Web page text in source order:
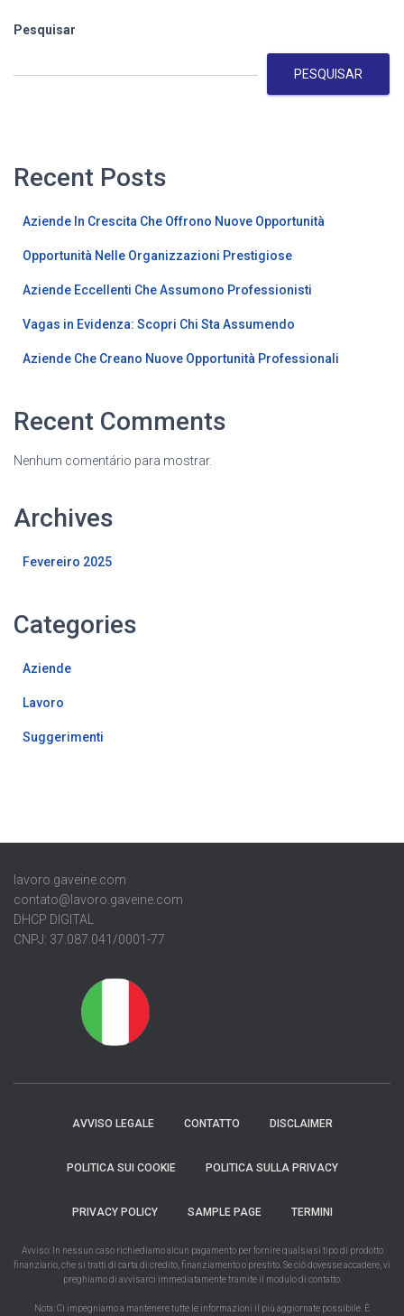
Pesquisar
PESQUISAR
Recent Posts
Aziende In Crescita Che Offrono Nuove Opportunità
Opportunità Nelle Organizzazioni Prestigiose
Aziende Eccellenti Che Assumono Professionisti
Vagas in Evidenza: Scopri Chi Sta Assumendo
Aziende Che Creano Nuove Opportunità Professionali
Recent Comments
Nenhum comentário para mostrar.
Archives
Fevereiro 2025
Categories
Aziende
Lavoro
Suggerimenti
lavoro.gaveine.com
contato@lavoro.gaveine.com
DHCP DIGITAL
CNPJ: 37.087.041/0001-77
AVVISO LEGALE CONTATTO DISCLAIMER
POLITICA SUI COOKIE POLITICA SULLA PRIVACY
PRIVACY POLICY SAMPLE PAGE TERMINI
Avviso: In nessun caso richiediamo alcun pagamento per fornire qualsiasi tipo di prodotto
finanziario, che si tratti di carta di credito, finanziamento o prestito. Se ciò dovesse accadere, vi
preghiamo di avvisarci immediatamente tramite il modulo di contatto.
Nota: Ci impegniamo a mantenere tutte le informazioni il più aggiornate possibile. È